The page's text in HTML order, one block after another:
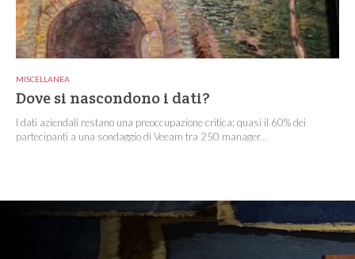
MISCELLANEA
Dove si nascondono i dati?
I dati aziendali restano una preoccupazione critica: quasi il 60% dei
partecipanti a una sondaggio di Veeam tra 250 manager...